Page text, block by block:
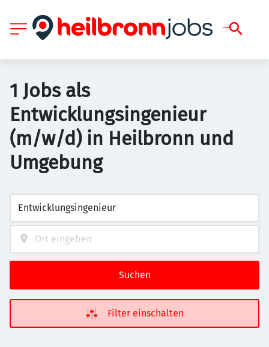
1 Jobs als
Entwicklungsingenieur
(m/w/d) in Heilbronn und
Umgebung
Suchen
Filter einschalten